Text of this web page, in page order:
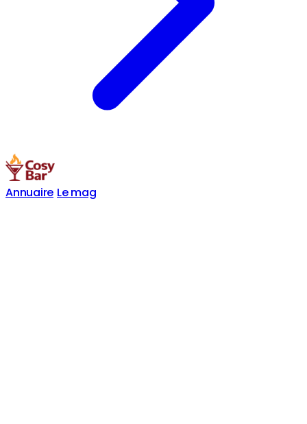
Annuaire Le mag